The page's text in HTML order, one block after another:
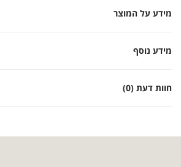
מידע על המוצר
מידע נוסף
חוות דעת (0)